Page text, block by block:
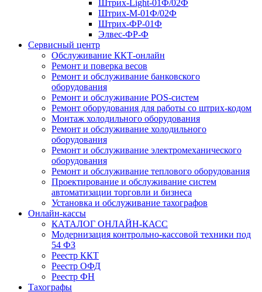
Штрих-Light-01Ф/02Ф
Штрих-М-01Ф/02Ф
Штрих-ФР-01Ф
Элвес-ФР-Ф
Сервисный центр
Обслуживание ККТ-онлайн
Ремонт и поверка весов
Ремонт и обслуживание банковского
оборудования
Ремонт и обслуживание POS-систем
Ремонт оборудования для работы со штрих-кодом
Монтаж холодильного оборудования
Ремонт и обслуживание холодильного
оборудования
Ремонт и обслуживание электромеханического
оборудования
Ремонт и обслуживание теплового оборудования
Проектирование и обслуживание систем
автоматизации торговли и бизнеса
Установка и обслуживание тахографов
Онлайн-кассы
КАТАЛОГ ОНЛАЙН-КАСС
Модернизация контрольно-кассовой техники под
54 ФЗ
Реестр ККТ
Реестр ОФД
Реестр ФН
Тахографы